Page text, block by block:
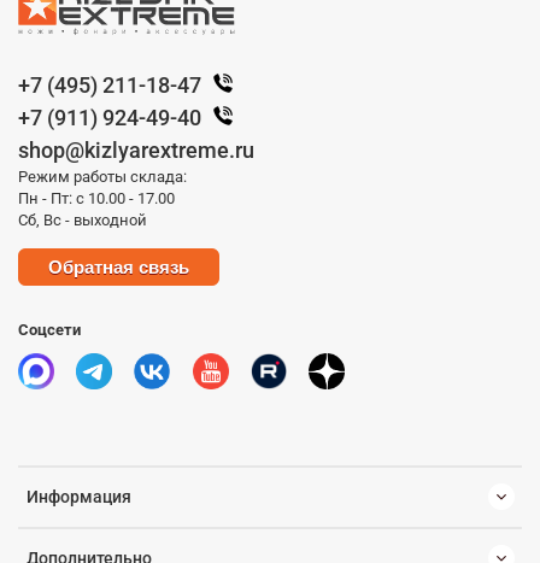
Информация
Дополнительно
+7 (495) 211-18-47
+7 (911) 924-49-40
shop@kizlyarextreme.ru
Режим работы склада:
Пн - Пт: с 10.00 - 17.00
Сб, Вс - выходной
Обратная связь
Соцсети